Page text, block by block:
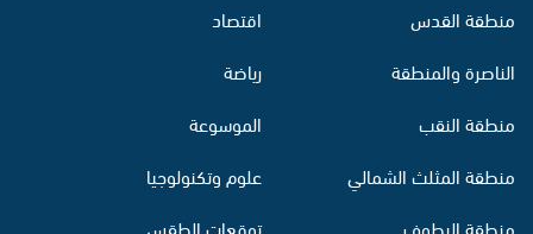
منطقة القدس
الناصرة والمنطقة
منطقة النقب
منطقة المثلث الشمالي
اقتصاد
رياضة
الموسوعة
علوم وتكنولوجيا